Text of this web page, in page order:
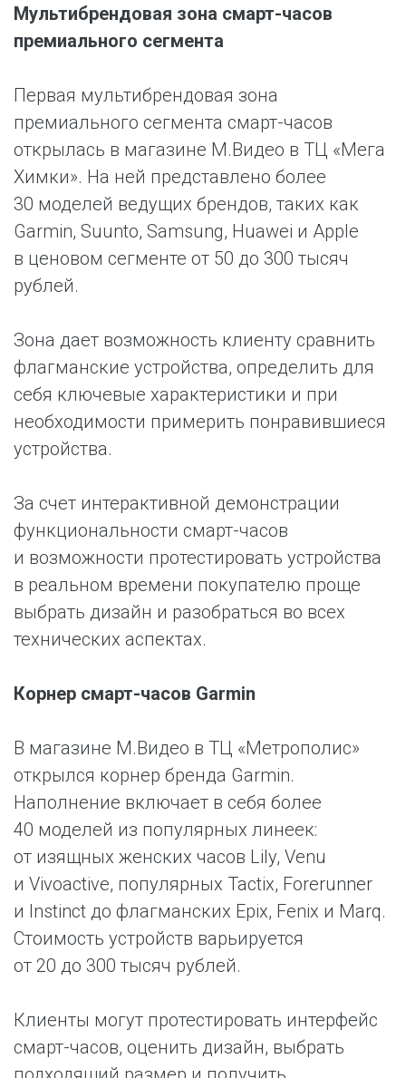
Мультибрендовая зона смарт-часов
премиального сегмента
Первая мультибрендовая зона
премиального сегмента смарт-часов
открылась в магазине М.Видео в ТЦ «Мега
Химки». На ней представлено более
30 моделей ведущих брендов, таких как
Garmin, Suunto, Samsung, Huawei и Apple
в ценовом сегменте от 50 до 300 тысяч
рублей.
Зона дает возможность клиенту сравнить
флагманские устройства, определить для
себя ключевые характеристики и при
необходимости примерить понравившиеся
устройства.
За счет интерактивной демонстрации
функциональности смарт-часов
и возможности протестировать устройства
в реальном времени покупателю проще
выбрать дизайн и разобраться во всех
технических аспектах.
Корнер смарт-часов Garmin
В магазине М.Видео в ТЦ «Метрополис»
открылся корнер бренда Garmin.
Наполнение включает в себя более
40 моделей из популярных линеек:
от изящных женских часов Lily, Venu
и Vivoactive, популярных Tactix, Forerunner
и Instinct до флагманских Epix, Fenix и Marq.
Стоимость устройств варьируется
от 20 до 300 тысяч рублей.
Клиенты могут протестировать интерфейс
смарт-часов, оценить дизайн, выбрать